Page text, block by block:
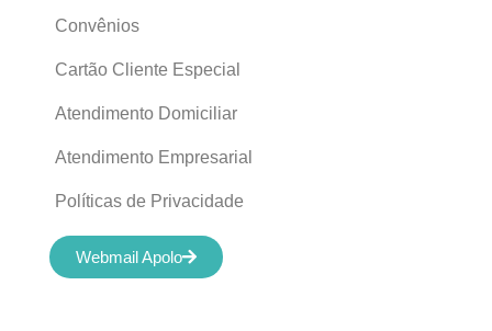
Convênios
Cartão Cliente Especial
Atendimento Domiciliar
Atendimento Empresarial
Políticas de Privacidade
Webmail Apolo